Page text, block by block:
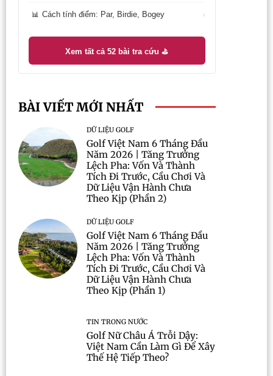
📊 Cách tính điểm: Par, Birdie, Bogey ›
Xem tất cả 52 bài tra cứu ⛳
BÀI VIẾT MỚI NHẤT
DỮ LIỆU GOLF
Golf Việt Nam 6 Tháng Đầu
Năm 2026 | Tăng Trưởng
Lệch Pha: Vốn Và Thành
Tích Đi Trước, Cầu Chơi Và
Dữ Liệu Vận Hành Chưa
Theo Kịp (Phần 2)
DỮ LIỆU GOLF
Golf Việt Nam 6 Tháng Đầu
Năm 2026 | Tăng Trưởng
Lệch Pha: Vốn Và Thành
Tích Đi Trước, Cầu Chơi Và
Dữ Liệu Vận Hành Chưa
Theo Kịp (Phần 1)
TIN TRONG NƯỚC
Golf Nữ Châu Á Trỗi Dậy:
Việt Nam Cần Làm Gì Để Xây
Thế Hệ Tiếp Theo?